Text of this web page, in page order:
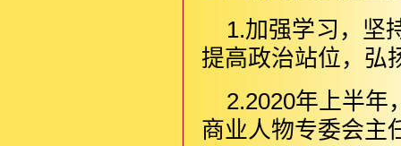
1.加强学习，坚
提高政治站位，弘
2.2020年上半年
商业人物专委会主